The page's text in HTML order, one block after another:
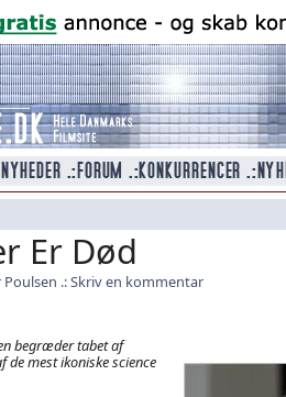
Er Død
Poulsen Skriv en kommentar
begræder tabet af
de mest ikoniske science